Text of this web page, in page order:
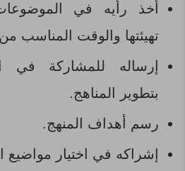
أخذ رأيه في
تهيئتها والوقت المناسب
إرساله للمشاركة في
بتطوير المناهج.
رسم أهداف المنهج.
إشراكه في اختيار مواضيع